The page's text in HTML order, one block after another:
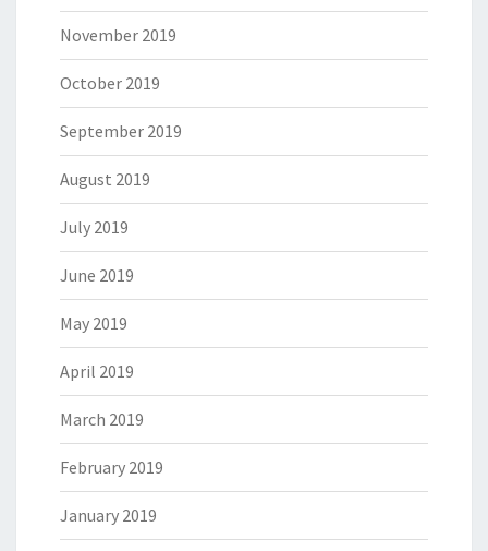
November 2019
October 2019
September 2019
August 2019
July 2019
June 2019
May 2019
April 2019
March 2019
February 2019
January 2019